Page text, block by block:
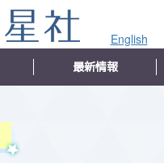
English
最新情報